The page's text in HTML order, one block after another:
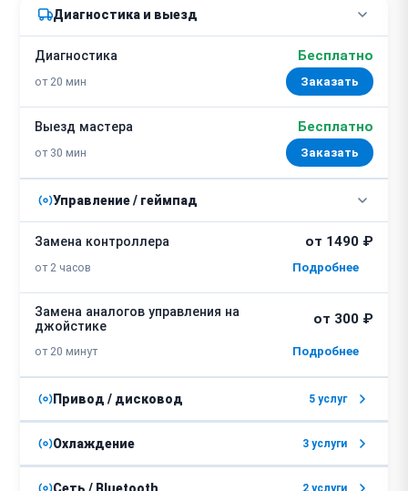
Диагностика и выезд
Диагностика
от 20 мин
Бесплатно
Заказать
Выезд мастера
от 30 мин
Бесплатно
Заказать
Управление / геймпад
Замена контроллера
от 2 часов
от 1490 ₽
Замена аналогов управления на
джойстике
от 20 минут
от 300 ₽
Привод / дисковод 5 услуг
Замена платы управления привода
от 2 часов
от 1290 ₽
Охлаждение 3 услуги
Замена пасты на процессоре от 300 ₽
Сеть / Bluetooth 2 услуги